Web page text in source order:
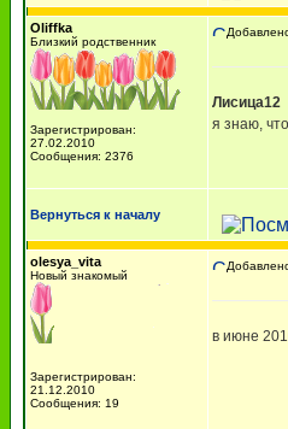
Oliffka
Близкий родственник
Зарегистрирован:
27.02.2010
Сообщения: 2376
Лисица12
я знаю,
Вернуться к началу
olesya_vita
Новый знакомый
Зарегистрирован:
21.12.2010
Сообщения: 19
в июне